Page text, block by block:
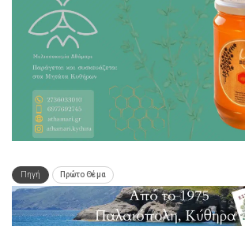
Πηγή Πρώτο Θέμα